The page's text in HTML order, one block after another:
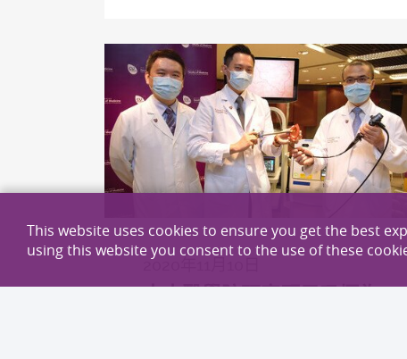
2020年11月10日
中大醫學院研究顯示吸煙為
This website uses cookies to ensure you get the best
using this website you consent to the use of these